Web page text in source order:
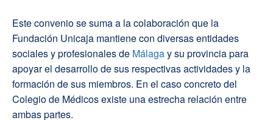
Este convenio se suma a la colaboración que la
Fundación Unicaja mantiene con diversas entidades
sociales y profesionales de Málagay su provincia para
apoyar el desarrollo de sus respectivas actividades y la
formación de sus miembros. En el caso concreto del
Colegio de Médicos existe una estrecha relación entre
ambas partes.